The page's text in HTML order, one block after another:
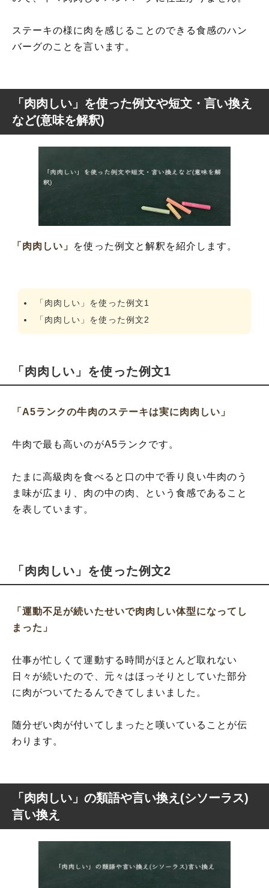
ステーキの様に肉を感じることのできる食感のハン
バーグのことを言います。
「肉肉しい」を使った例文や短文・言い換え
など(意味を解釈)
「肉肉しい」 を使った例文と解釈を紹介します。
「肉肉しい」を使った例文1
「肉肉しい」を使った例文2
「肉肉しい」を使った例文1
「A5ランクの牛肉のステーキは実に肉肉しい」
牛肉で最も高いのがA5ランクです。
たまに高級肉を食べると口の中で香り良い牛肉のう
ま味が広まり、肉の中の肉、という食感であること
を表しています。
「肉肉しい」を使った例文2
「運動不足が続いたせいで肉肉しい体型になってし
まった」
仕事が忙しくて運動する時間がほとんど取れない
日々が続いたので、元々はほっそりとしていた部分
に肉がついてたるんできてしまいました。
随分ぜい肉が付いてしまったと嘆いていることが伝
わります。
「肉肉しい」の類語や言い換え(シソーラス)
言い換え